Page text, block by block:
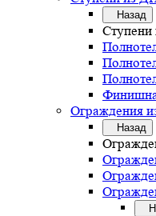
Назад
Ограждения
Назад